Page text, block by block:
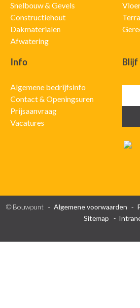
Snelbouw & Gevels
Constructiehout
Dakmaterialen
Afwatering
Info
Algemene bedrijfsinfo
Contact & Openingsuren
Prijsaanvraag
Vacatures
Blijf
© Bouwpunt Algemene voorwaarden
Sitemap